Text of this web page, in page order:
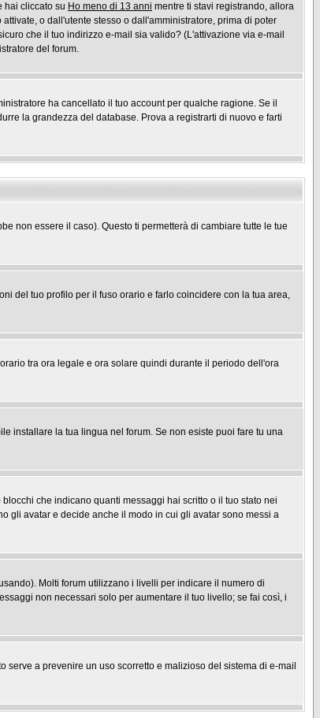
hai cliccato su Ho meno di 13 anni mentre ti stavi registrando, allora
o dall'utente stesso o dall'amministratore, prima di poter
che il tuo indirizzo e-mail sia valido? (L'attivazione via e-mail
del forum.
ha cancellato il tuo account per qualche ragione. Se il
la grandezza del database. Prova a registrarti di nuovo e farti
non essere il caso). Questo ti permetterà di cambiare tutte le tue
del tuo profilo per il fuso orario e farlo coincidere con la tua area,
tra ora legale e ora solare quindi durante il periodo dell'ora
installare la tua lingua nel forum. Se non esiste puoi fare tu una
che indicano quanti messaggi hai scritto o il tuo stato nei
gli avatar e decide anche il modo in cui gli avatar sono messi a
Molti forum utilizzano i livelli per indicare il numero di
non necessari solo per aumentare il tuo livello; se fai così, i
a prevenire un uso scorretto e malizioso del sistema di e-mail